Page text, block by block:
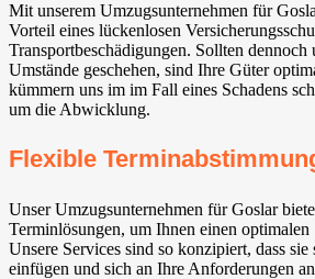
Mit unserem Umzugsunternehmen für
Vorteil eines lückenlosen
Transportbeschädigungen. Sollten dennoch
Umstände geschehen, sind Ihre Güter
kümmern uns im im Fall eines Schadens
um die Abwicklung.
Flexible
Unser Umzugsunternehmen für Goslar
Terminlösungen, um Ihnen einen optimalen
Unsere Services sind so konzipiert, dass
einfügen und sich an Ihre Anforderungen